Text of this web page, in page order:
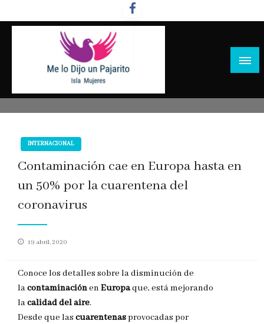
al
INTERNACIONAL
Contaminación cae en Europa hasta en
un 50% por la cuarentena del
coronavirus
Publicado
19 abril, 2020
Conoce los detalles sobre la disminución de
lacontaminaciónen Europaque, está mejorando
lacalidad del aire.
Desde que las cuarentenasprovocadas por